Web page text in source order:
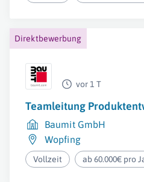
Direktbewerbung
vor 1 T
Teamleitung
Baumit GmbH
Wopfing
Vollzeit ab 60.000€ pro